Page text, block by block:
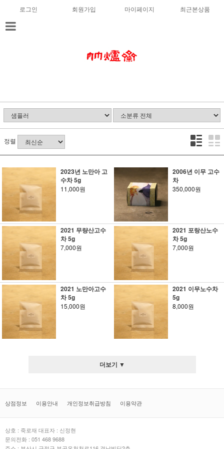
로그인 회원가입 마이페이지 최근본상품
정렬
2023년 노만아 고
수차 5g
11,000원
2006년 이무 고수
차
350,000원
2021 무량산고수
차 5g
7,000원
2021 포랑산노수
차 5g
7,000원
2021 노만아고수
차 5g
15,000원
2021 이무노수차
5g
8,000원
더보기 ▼
상점정보 이용안내 개인정보취급방침 이용약관
상호 : 죽로재 대표자 : 신정현
문의전화 : 051 468 9688